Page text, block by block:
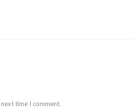
time I comment.